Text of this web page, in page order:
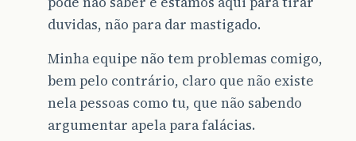
duvidas, não para dar mastigado.
Minha equipe não tem problemas comigo,
bem pelo contrário, claro que não existe
nela pessoas como tu, que não sabendo
argumentar apela para falácias.